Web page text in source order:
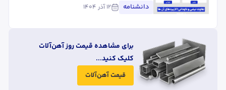
دانشنامه ۱۲ آذر ۱۴۰۴
برای مشاهده قیمت روز آهن‌آلات
کلیک کنید...
قیمت آهن‌آلات